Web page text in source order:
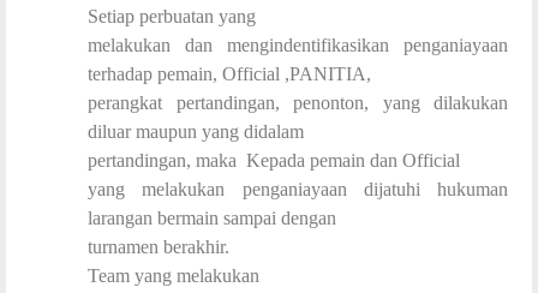
Setiap perbuatan yang
melakukan dan mengindentifikasikan penganiayaan
terhadap pemain, Official ,PANITIA,
perangkat pertandingan, penonton, yang dilakukan
diluar maupun yang didalam
pertandingan, maka Kepada pemain dan Official
yang melakukan penganiayaan dijatuhi hukuman
larangan bermain sampai dengan
turnamen berakhir.
Team yang melakukan